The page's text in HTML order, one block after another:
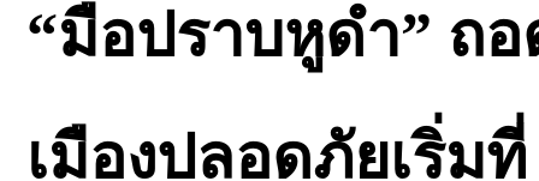
“มือปราบหูดำ” ถ
เมืองปลอดภัยเริ่ม